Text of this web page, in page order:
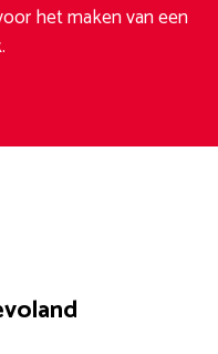
het maken van een